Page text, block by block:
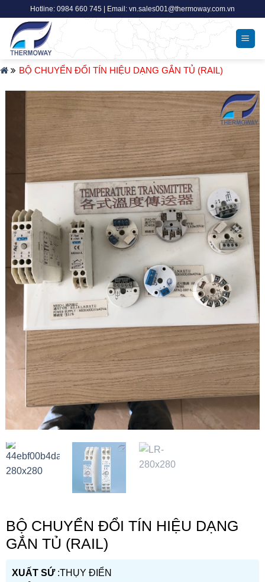
content
Hotline: 0984 660 745 | Email: vn.sales001@thermoway.com.vn
BỘ CHUYỂN ĐỔI TÍN HIỆU DẠNG GẮN TỦ (RAIL)
BỘ CHUYỂN ĐỔI TÍN HIỆU DẠNG
GẮN TỦ (RAIL)
XUẤT SỨ:THỤY ĐIỂN